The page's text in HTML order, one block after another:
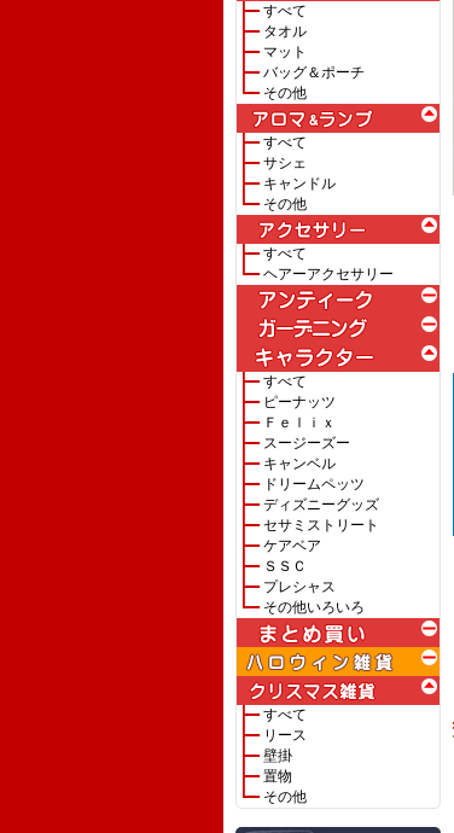
すべて
タオル
マット
バッグ＆ポーチ
その他
すべて
サシェ
キャンドル
その他
すべて
ヘアーアクセサリー
すべて
ピーナッツ
Ｆｅｌｉｘ
スージーズー
キャンベル
ドリームペッツ
ディズニーグッズ
セサミストリート
ケアベア
ＳＳＣ
プレシャス
その他いろいろ
すべて
リース
壁掛
置物
その他